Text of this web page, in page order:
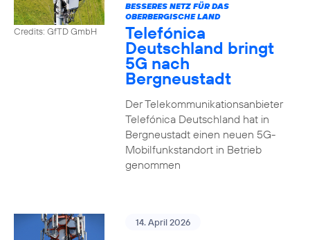
Credits: GfTD GmbH
BESSERES NETZ FÜR DAS
OBERBERGISCHE LAND
Telefónica
Deutschland bringt
5G nach
Bergneustadt
Der Telekommunikationsanbieter
Telefónica Deutschland hat in
Bergneustadt einen neuen 5G-
Mobilfunkstandort in Betrieb
genommen
14. April 2026